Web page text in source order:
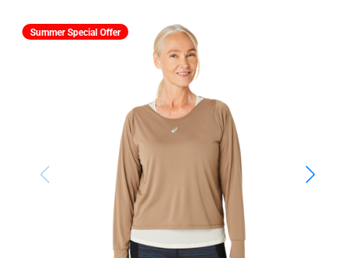
Summer Special Offer